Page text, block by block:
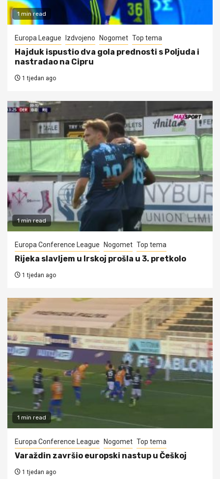
1 min read
Europa League Izdvojeno Nogomet Top tema
Hajduk ispustio dva gola prednosti s Poljuda i
nastradao na Cipru
1 tjedan ago
1 min read
Europa Conference League Nogomet Top tema
Rijeka slavljem u Irskoj prošla u 3. pretkolo
1 tjedan ago
1 min read
Europa Conference League Nogomet Top tema
Varaždin završio europski nastup u Češkoj
1 tjedan ago